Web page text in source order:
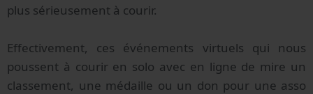
plus sérieusement à courir.
Effectivement, ces événements virtuels qui nous
poussent à courir en solo avec en ligne de mire un
classement, une médaille ou un don pour une asso